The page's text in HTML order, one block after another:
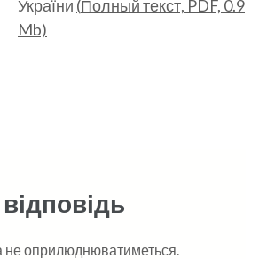
України (Полныйтекст, PDF, 0.9
Mb)
оприлюднюватиметься.